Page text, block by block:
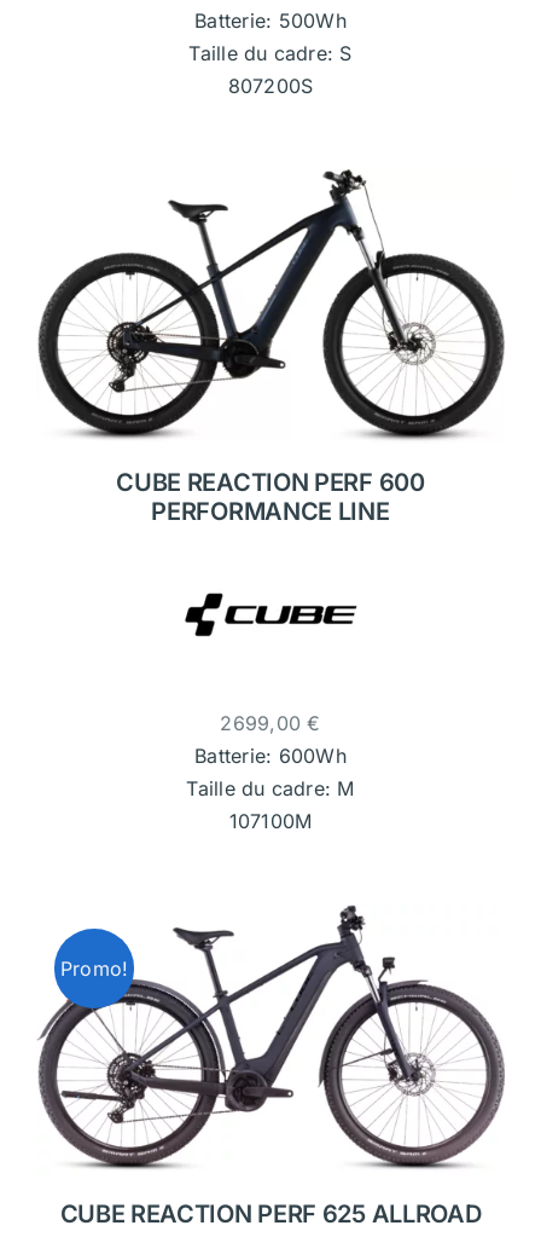
Batterie: 500Wh
Taille du cadre: S
807200S
CUBE REACTION PERF 600
PERFORMANCE LINE
2699,00€
Batterie: 600Wh
Taille du cadre: M
107100M
Promo!
CUBE REACTION PERF 625 ALLROAD